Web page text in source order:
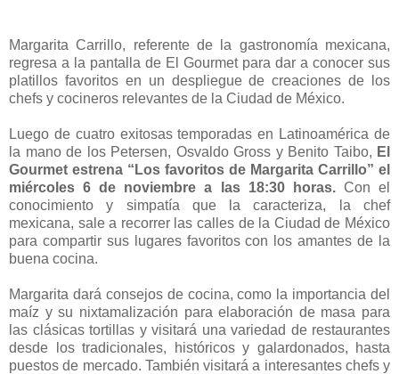
Margarita Carrillo, referente de la gastronomía mexicana,
regresa a la pantalla de El Gourmet para dar a conocer sus
platillos favoritos en un despliegue de creaciones de los
chefs y cocineros relevantes de la Ciudad de México.
Luego de cuatro exitosas temporadas en Latinoamérica de
la mano de los Petersen, Osvaldo Gross y Benito Taibo, El
Gourmet estrena “Los favoritos de Margarita Carrillo” el
miércoles 6 de noviembre a las 18:30 horas.Con el
conocimiento y simpatía que la caracteriza, la chef
mexicana, sale a recorrer las calles de la Ciudad de México
para compartir sus lugares favoritos con los amantes de la
buena cocina.
Margarita dará consejos de cocina, como la importancia del
maíz y su nixtamalización para elaboración de masa para
las clásicas tortillas y visitará una variedad de restaurantes
desde los tradicionales, históricos y galardonados, hasta
puestos de mercado. También visitará a interesantes chefs y